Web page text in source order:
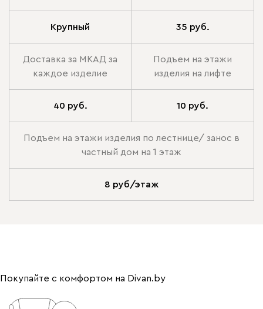
Крупный 35 руб.
Доставка за МКАД за
каждое изделие
Подъем на этажи
изделия на лифте
40 руб. 10 руб.
Подъем на этажи изделия по лестнице/ занос в
частный дом на 1 этаж
8 руб/этаж
Покупайте с комфортом на Divan.by